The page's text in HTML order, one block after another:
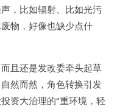
，比如辐射、比如光污
物，好像也缺少点什
且还是发改委牵头起草
然而然，角色转换引发
资大治理的“重环境，轻